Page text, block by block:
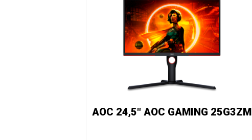
AOC 24,5" AOC GAMING 25G3ZM